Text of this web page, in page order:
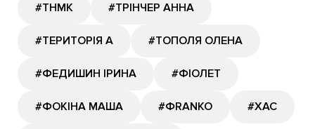
#ТНМК #ТРІНЧЕР АННА
#ТЕРИТОРІЯ А #ТОПОЛЯ ОЛЕНА
#ФЕДИШИН ІРИНА #ФІОЛЕТ
#ФОКІНА МАША #ФRANKO #ХАС